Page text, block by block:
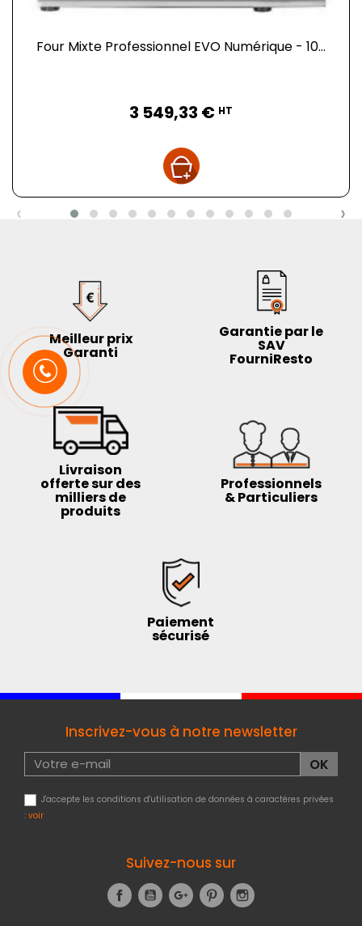
Four Mixte Professionnel EVO Numérique - 10...
3 549,33 € HT
‹ ›
Meilleur prix
Garanti
Garantie par le
SAV
FourniResto
Livraison
offerte sur des
milliers de
produits
Professionnels
& Particuliers
Paiement
sécurisé
Inscrivez-vous à notre newsletter
J'accepte les conditions d'utilisation de données à caractères privées
: voir
Suivez-nous sur
FacebookYouTubeGoogle+Pinterest